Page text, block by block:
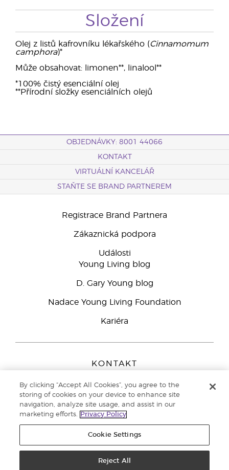
Složení
Olej z listů kafrovníku lékařského (Cinnamomum
camphora)*
Může obsahovat: limonen**, linalool**
*100% čistý esenciální olej
**Přírodní složky esenciálních olejů
OBJEDNÁVKY: 8001 44066
KONTAKT
VIRTUÁLNÍ KANCELÁŘ
STAŇTE SE BRAND PARTNEREM
Registrace Brand Partnera
Zákaznická podpora
Události
Young Living blog
D. Gary Young blog
Nadace Young Living Foundation
Kariéra
KONTAKT
Peizerweg 97
9727 AJ Groningen
Netherlands
Zákaznická podpora800 144 066
ochrany osobních údajů
By clicking “Accept All Cookies”, you agree to the
storing of cookies on your device to enhance site
navigation, analyze site usage, and assist in our
marketing efforts.
Privacy Policy
Cookie Settings
Reject All